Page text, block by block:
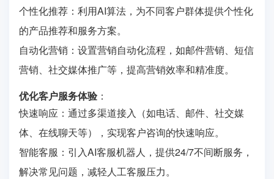
个性化推荐：利用AI算法，为不同客户群体提供个性化
的产品推荐和服务方案。
自动化营销：设置营销自动化流程，如邮件营销、短信
营销、社交媒体推广等，提高营销效率和精准度。
优化客户服务体验 ：
快速响应：通过多渠道接入（如电话、邮件、社交媒
体、在线聊天等），实现客户咨询的快速响应。
智能客服：引入AI客服机器人，提供24/7不间断服务，
解决常见问题，减轻人工客服压力。